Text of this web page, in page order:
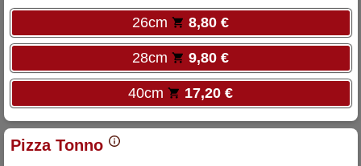
26cm 8,80 €
28cm 9,80 €
40cm 17,20 €
Pizza Tonno